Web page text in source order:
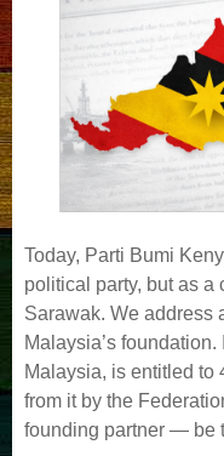
Today, Parti Bumi
political party, but as a
Sarawak. We address
Malaysia’s
Malaysia, is entitled to
from it by the
founding partner — be